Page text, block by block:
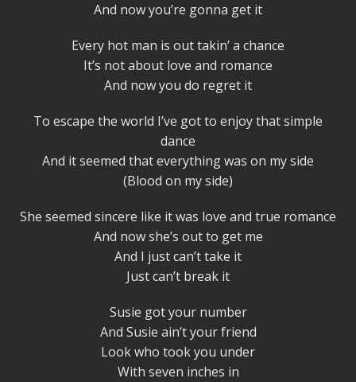
And now you’re gonna get it
Every hot man is out takin’ a chance
It’s not about love and romance
And now you do regret it
To escape the world I’ve got to enjoy that simple
dance
And it seemed that everything was on my side
(Blood on my side)
She seemed sincere like it was love and true romance
And now she’s out to get me
And I just can’t take it
Just can’t break it
Susie got your number
And Susie ain’t your friend
Look who took you under
With seven inches in